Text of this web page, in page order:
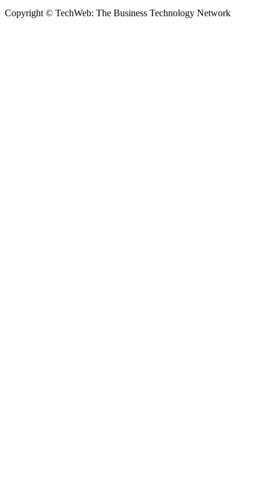
Copyright © TechWeb: The Business Technology Network